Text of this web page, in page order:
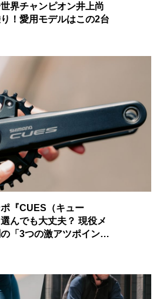
界チャンピオン井上尚
！愛用モデルはこの2台
『CUES（キュー
んでも大丈夫？ 現役メ
「3つの激アツポイン